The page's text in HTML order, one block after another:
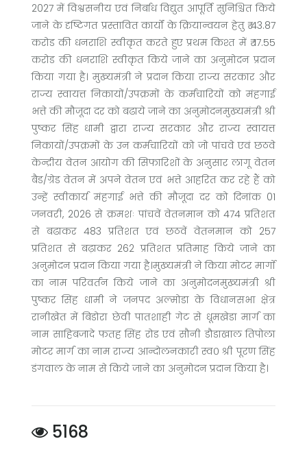
2027 में विश्वसनीय एवं निर्बाध विद्युत आपूर्ति सुनिश्चित किये
जाने के दृष्टिगत प्रस्तावित कार्यों के क्रियान्वयन हेतु ₹ 43.87
करोड की धनराशि स्वीकृत करते हुए प्रथम किश्त में ₹ 17.55
करोड की धनराशि स्वीकृत किये जाने का अनुमोदन प्रदान
किया गया है। मुख्यमंत्री ने प्रदान किया राज्य सरकार और
राज्य स्वायत्त निकायों/उपक्रमों के कर्मचारियों को मंहगाई
भत्ते की मौजूदा दर को बढाये जाने का अनुमोदनमुख्यमंत्री श्री
पुष्कर सिंह धामी द्वारा राज्य सरकार और राज्य स्वायत्त
निकायों/उपक्रमों के उन कर्मचारियों को जो पांचवे एवं छठवे
केन्द्रीय वेतन आयोग की सिफारिशों के अनुसार लागू वेतन
बैड/ग्रेड वेतन में अपने वेतन एवं भत्ते आहरित कर रहे हैं को
उन्हें स्वीकार्य मंहगाई भत्ते की मौजूदा दर को दिनांक 01
जनवरी, 2026 से क्रमशः पांचवें वेतनमान को 474 प्रतिशत
से बढाकर 483 प्रतिशत एवं छठवें वेतनमान को 257
प्रतिशत से बढ़ाकर 262 प्रतिशत प्रतिमाह किये जाने का
अनुमोदन प्रदान किया गया है।मुख्यमंत्री ने किया मोटर मार्गाे
का नाम परिवर्तन किये जाने का अनुमोदनमुख्यमंत्री श्री
पुष्कर सिंह धामी ने जनपद अल्मोडा के विधानसभा क्षेत्र
रानीखेत में बिडोरा छेवी पातशाही गेट से धूमखेडा मार्ग का
नाम साहिबजादे फतह सिंह रोड एवं सौनी डौडाखाल तिपोला
मोटर मार्ग का नाम राज्य आन्दोलनकारी स्व० श्री पूरण सिंह
डंगवाल के नाम से किये जाने का अनुमोदन प्रदान किया है।
5168